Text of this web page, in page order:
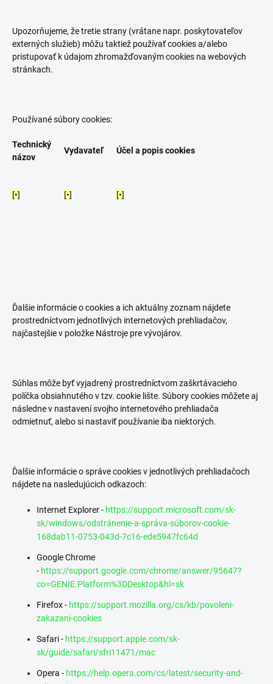
Upozorňujeme, že tretie strany (vrátane napr. poskytovateľov
externých služieb) môžu taktiež používať cookies a/alebo
pristupovať k údajom zhromažďovaným cookies na webových
stránkach.
Používané súbory cookies:
Technický
názov
Vydavateľ Účel a popis cookies
[•] [•] [•]
Ďalšie informácie o cookies a ich aktuálny zoznam nájdete
prostredníctvom jednotlivých internetových prehliadačov,
najčastejšie v položke Nástroje pre vývojárov.
Súhlas môže byť vyjadrený prostredníctvom zaškrtávacieho
políčka obsiahnutého v tzv. cookie lište. Súbory cookies môžete aj
následne v nastavení svojho internetového prehliadača
odmietnuť, alebo si nastaviť používanie iba niektorých.
Ďalšie informácie o správe cookies v jednotlivých prehliadačoch
nájdete na nasledujúcich odkazoch:
Internet Explorer - https://support.microsoft.com/sk-
sk/windows/odstránenie-a-správa-súborov-cookie-
168dab11-0753-043d-7c16-ede5947fc64d
Google Chrome
- https://support.google.com/chrome/answer/95647?
co=GENIE.Platform%3DDesktop&hl=sk
Firefox - https://support.mozilla.org/cs/kb/povoleni-
zakazani-cookies
Safari - https://support.apple.com/sk-
sk/guide/safari/sfri11471/mac
Opera - https://help.opera.com/cs/latest/security-and-